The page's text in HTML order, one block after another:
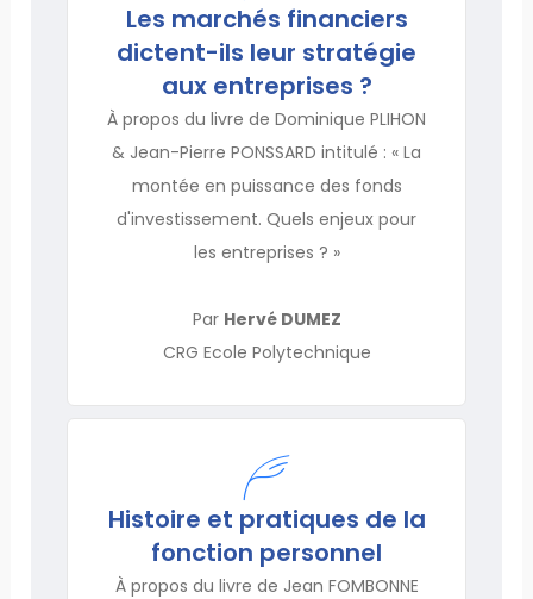
Les marchés financiers
dictent-ils leur stratégie
aux entreprises ?
À propos du livre de Dominique PLIHON
& Jean-Pierre PONSSARD intitulé : « La
montée en puissance des fonds
d'investissement. Quels enjeux pour
les entreprises ? »
Par Hervé DUMEZ
CRG Ecole Polytechnique
Histoire et pratiques de la
fonction personnel
À propos du livre de Jean FOMBONNE